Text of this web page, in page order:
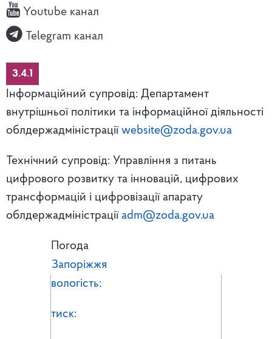
Youtube канал
Telegram канал
3.4.1
Інформаційний супровід: Департамент
внутрішньої політики та інформаційної діяльності
облдержадміністрації website@zoda.gov.ua
Технічний супровід: Управління з питань
цифрового розвитку та інновацій, цифрових
трансформацій і цифровізації апарату
облдержадміністрації adm@zoda.gov.ua
Погода
Запоріжжя
вологість:
тиск: